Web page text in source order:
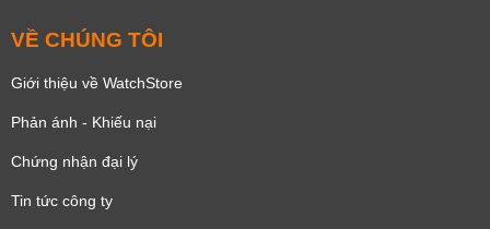
VỀ CHÚNG TÔI
Giới thiệu về WatchStore
Phản ánh - Khiếu nại
Chứng nhận đại lý
Tin tức công ty